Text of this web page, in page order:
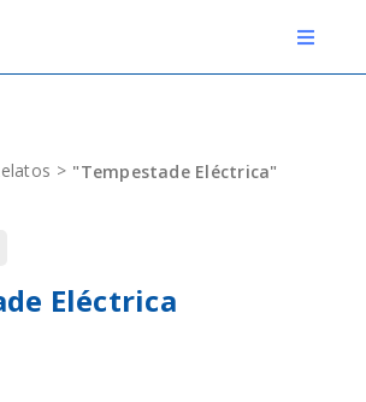
Toggle
"Tempestade Eléctrica"
Eléctrica